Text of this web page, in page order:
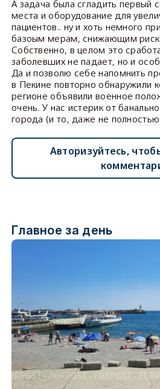
А задача была сгладить первый
места и оборудование для
пациентов.. ну и хоть немного
базоым мерам, снижающим риск
Собственно, в целом это
заболевших не падает, но и
Да и позволю себе напомнить
в Пекине повторно обнаружили
регионе объявили военное
очень. У нас истерик от
города (и то, даже не
Авторизуйтесь,
Главное за день